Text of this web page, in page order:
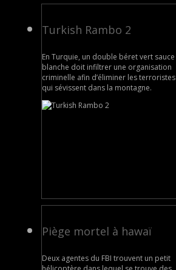
Turkish Rambo 2
En Turquie, un double béret vert sauce
blanche doit infiltrer une organisation
criminelle afin d’éliminer les terroristes
qui sévissent dans la montagne.
Piège mortel à hawaï
Deux agentes du FBI trouvent un petit